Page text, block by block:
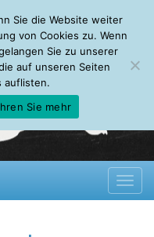
Leseempfehlungen FAQ
Sie die Website weiter
von Cookies zu. Wenn
Sie zu unserer
auf unseren Seiten
auflisten.
Sie mehr